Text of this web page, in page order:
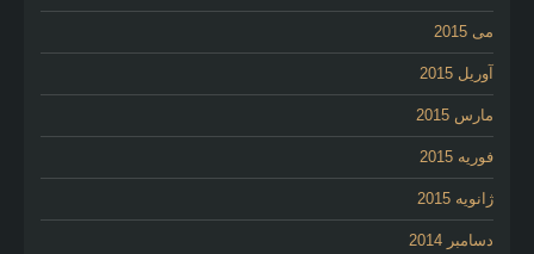
می 2015
آوریل 2015
مارس 2015
فوریه 2015
ژانویه 2015
دسامبر 2014